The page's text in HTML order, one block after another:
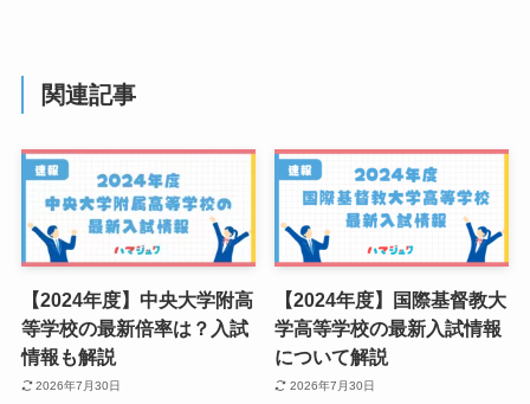
関連記事
【2024年度】中央大学附高
等学校の最新倍率は？入試
情報も解説
2026年7月30日
【2024年度】国際基督教大
学高等学校の最新入試情報
について解説
2026年7月30日